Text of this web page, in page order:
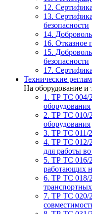
12.
13.
безопасности
14.
16. Отказное
15.
безопасности
17.
Технические
На оборудование и
1. ТР ТС 004/
оборудования
2. ТР ТС 010/
оборудования
3. ТР ТС 011/
4. ТР ТС 012/
для работы
5. ТР ТС 016/
работающих
6. ТР ТС 018/
7. TР ТС 020/